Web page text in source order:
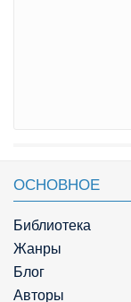
ОСНОВНОЕ
Библиотека
Жанры
Блог
Авторы